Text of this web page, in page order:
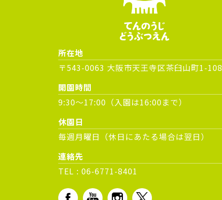
所在地
〒543-0063 大阪市天王寺区茶臼山町1-108
開園時間
9:30～17:00（入園は16:00まで）
休園日
毎週月曜日（休日にあたる場合は翌日）
連絡先
TEL : 06-6771-8401